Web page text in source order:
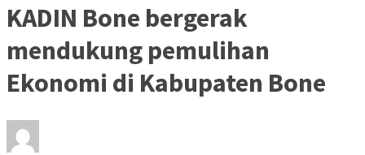
KADIN Bone bergerak
mendukung pemulihan
Ekonomi di Kabupaten Bone